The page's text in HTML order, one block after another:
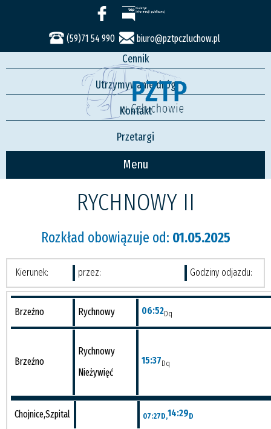
(59)71 54 990 biuro@pztpczluchow.pl
Menu
Usługi
Rozkład jazdy
Cennik
Utrzymywanie dróg
Kontakt
Przetargi
RYCHNOWY II
Rozkład obowiązuje od: 01.05.2025
Kierunek: przez: Godziny odjazdu:
Brzeźno Rychnowy 06:52Dq
Brzeźno
Rychnowy
Nieżywięć
15:37Dq
Chojnice,Szpital 07:27D,14:29D